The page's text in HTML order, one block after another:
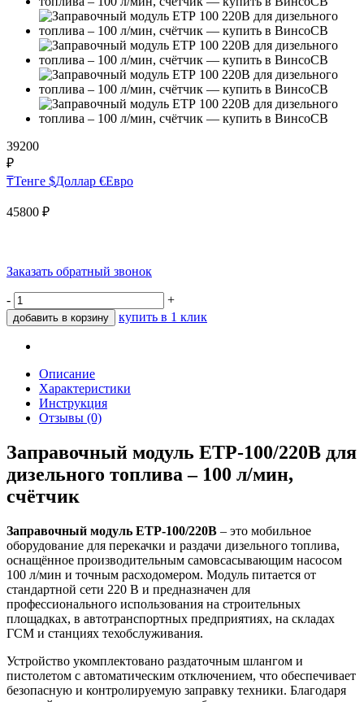
39200
₽
₸Тенге $Доллар €Евро
45800 ₽
Заказать обратный звонок
- +
добавить в корзину купить в 1 клик
Описание
Характеристики
Инструкция
Отзывы (0)
Заправочный модуль ЕТР-100/220В для
дизельного топлива – 100 л/мин,
счётчик
Заправочный модуль ЕТР-100/220В – это мобильное
оборудование для перекачки и раздачи дизельного топлива,
оснащённое производительным самовсасывающим насосом
100 л/мин и точным расходомером. Модуль питается от
стандартной сети 220 В и предназначен для
профессионального использования на строительных
площадках, в автотранспортных предприятиях, на складах
ГСМ и станциях техобслуживания.
Устройство укомплектовано раздаточным шлангом и
пистолетом с автоматическим отключением, что обеспечивает
безопасную и контролируемую заправку техники. Благодаря